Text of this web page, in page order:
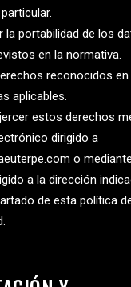
la portabilidad de los
en la normativa.
reconocidos en
aplicables.
estos derechos
dirigido a
o
a la dirección
de esta política